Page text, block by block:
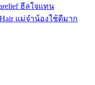
ฮีลใจแทน
Hair แม่จ๋าน้องใช้ดีมาก